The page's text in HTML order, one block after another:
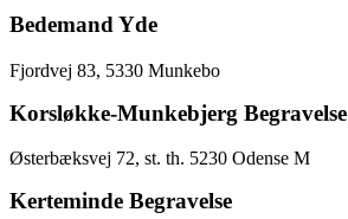
Bedemand Yde
Fjordvej 83, 5330 Munkebo
Korsløkke-Munkebjerg Begravelse
Østerbæksvej 72, st. th. 5230 Odense M
Kerteminde Begravelse